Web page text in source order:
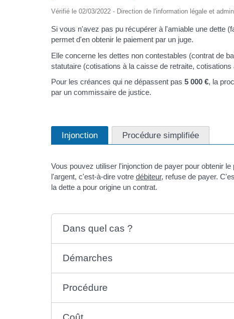
Vérifié le 02/03/2022 - Direction de l'information légale et
Si vous n'avez pas pu récupérer à l'amiable une dette
permet d'en obtenir le paiement par un juge.
Elle concerne les dettes non contestables (contrat de
statutaire (cotisations à la caisse de retraite, cotisations
Pour les créances qui ne dépassent pas 5 000 €, la
par un commissaire de justice.
Injonction Procédure simplifiée
Vous pouvez utiliser l'injonction de payer pour obtenir le
l'argent, c'est-à-dire votre débiteur, refuse de payer.
la dette a pour origine un contrat.
Dans quel cas ?
Démarches
Procédure